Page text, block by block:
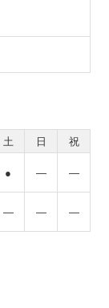
土 日
祝
● ― ―
― ― ―